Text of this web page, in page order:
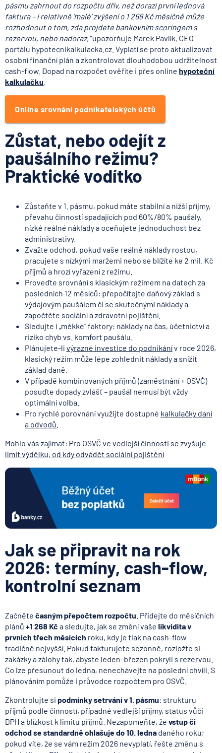
pásmu zahrnout do rozpočtu dřív, než dorazí první lednová
faktura – i relativně ‘malé’ zvýšení o 1 268 Kč měsíčně může
rozhodnout o tom, zda projdete bankovním scoringem s
rezervou, nebo nadoraz,“upozorňuje Marek Pavlík, CEO
portálu hypotecnikalkulacka.cz. Vyplatí se proto aktualizovat
osobní finanční plán a zkontrolovat dlouhodobou udržitelnost
cash-flow. Dopad na rozpočet ověříte i přes online hypoteční
kalkulačku
Online srovnání podnikatelských účtů
Zůstat, nebo odejít z
paušálního režimu?
Praktické vodítko
Zůstaňte v 1. pásmu, pokud máte stabilní a nižší příjmy,
převahu činností spadajících pod 60%/80% paušály,
nízké reálné náklady a oceňujete jednoduchost bez
administrativy.
Zvažte odchod, pokud vaše reálné náklady rostou,
pracujete s nízkými maržemi nebo se blížíte ke 2 mil. Kč
příjmů a hrozí vyřazení z režimu.
Proveďte srovnání s klasickým režimem na datech za
posledních 12 měsíců: přepočítejte daňový základ s
výdajovým paušálem či se skutečnými náklady a
započtěte sociální a zdravotní pojištění.
Sledujte i „měkké“ faktory: náklady na čas, účetnictví a
riziko chyb vs. komfort paušálu.
Plánujete-li výrazné investice do podnikánív roce 2026,
klasický režim může lépe zohlednit náklady a snížit
základ daně.
V případě kombinovaných příjmů (zaměstnání + OSVČ)
posuďte dopady zvlášť – paušál nemusí být vždy
optimální volba.
Pro rychlé porovnání využijte dostupné kalkulačky daní
a odvodů
Mohlo vás zajímat: Pro OSVČ ve vedlejší činnosti se zvyšuje
limit výdělku, od kdy odvádět sociální pojištění
Jak se připravit na rok
2026: termíny, cash-flow,
kontrolní seznam
Začněte časným přepočtem rozpočtu . Přidejte do měsíčních
plánů +1 268 Kč a sledujte, jak se změní vaše likvidita v
prvních třech měsících roku, kdy je tlak na cash-flow
tradičně nejvyšší. Pokud fakturujete sezonně, rozložte si
zakázky a zálohy tak, abyste leden–březen pokryli s rezervou.
Co lze přesunout do ledna, nenechávejte na poslední chvíli. S
plánováním pomůže i průvodce rozpočtem pro OSVČ.
Zkontrolujte si podmínky setrvání v 1. pásmu: strukturu
příjmů podle činností, případné vedlejší příjmy, status vůči
DPH a blízkost k limitu příjmů. Nezapomeňte, že vstup či
odchod se standardně ohlašuje do 10. ledna daného roku;
pokud víte, že se vám režim 2026 nevyplatí, řešte změnu s